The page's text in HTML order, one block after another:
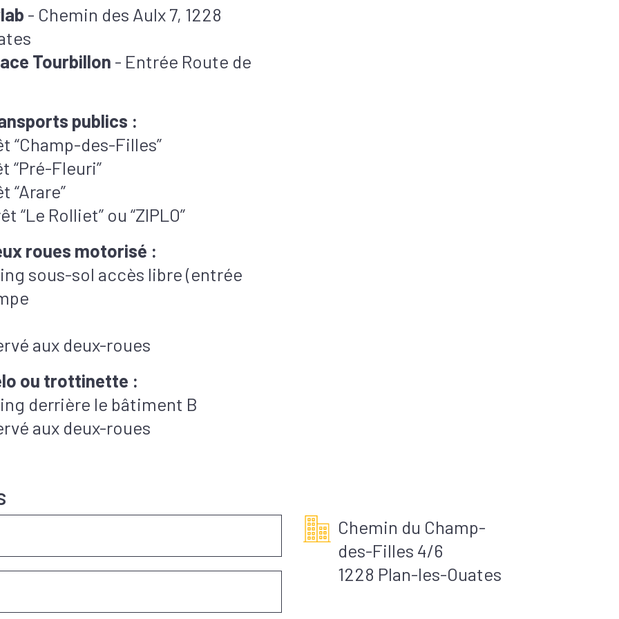
- Chemin des Aulx 7, 1228
Tourbillon - Entrée Route de
publics :
“Champ-des-Filles”
“Pré-Fleuri”
“Arare”
“Le Rolliet” ou “ZIPLO”
roues motorisé :
sous-sol accès libre (entrée
aux deux-roues
ou trottinette :
derrière le bâtiment B
aux deux-roues
Chemin du Champ-
des-Filles 4/6
1228 Plan-les-Ouates